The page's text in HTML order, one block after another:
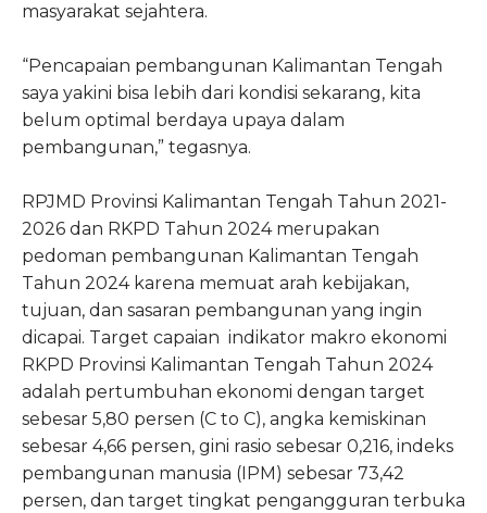
masyarakat sejahtera.
“Pencapaian pembangunan Kalimantan Tengah
saya yakini bisa lebih dari kondisi sekarang, kita
belum optimal berdaya upaya dalam
pembangunan,” tegasnya.
RPJMD Provinsi Kalimantan Tengah Tahun 2021-
2026 dan RKPD Tahun 2024 merupakan
pedoman pembangunan Kalimantan Tengah
Tahun 2024 karena memuat arah kebijakan,
tujuan, dan sasaran pembangunan yang ingin
dicapai. Target capaian indikator makro ekonomi
RKPD Provinsi Kalimantan Tengah Tahun 2024
adalah pertumbuhan ekonomi dengan target
sebesar 5,80 persen (C to C), angka kemiskinan
sebesar 4,66 persen, gini rasio sebesar 0,216, indeks
pembangunan manusia (IPM) sebesar 73,42
persen, dan target tingkat pengangguran terbuka